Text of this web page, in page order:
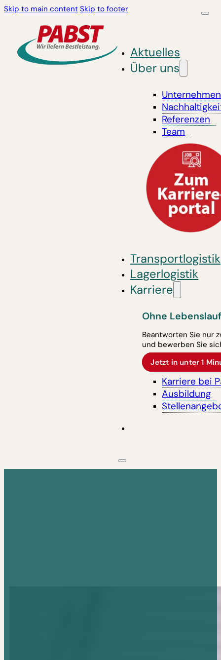
Skip to main content Skip to footer
Aktuelles
Über uns
Unternehmen
Referenzen
Team
Transportlogistik
Lagerlogistik
Karriere
Ohne
Beantworten Sie nur
und bewerben Sie
Jetzt in unter 1
Karriere bei
Ausbildung